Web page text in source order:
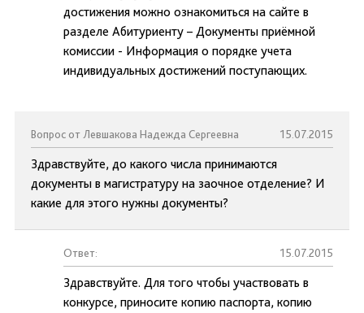
достижения можно ознакомиться на сайте в
разделе Абитуриенту – Документы приёмной
комиссии - Информация о порядке учета
индивидуальных достижений поступающих.
Вопрос от Левшакова Надежда Сергеевна 15.07.2015
Здравствуйте, до какого числа принимаются
документы в магистратуру на заочное отделение? И
какие для этого нужны документы?
Ответ: 15.07.2015
Здравствуйте. Для того чтобы участвовать в
конкурсе, приносите копию паспорта, копию